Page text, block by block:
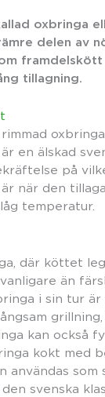
oxbringa
delen av
tillagning.
en älskad
på
när den
temperatur.
där köttet
än
i sin tur
kan också
kokt med
användas
svenska